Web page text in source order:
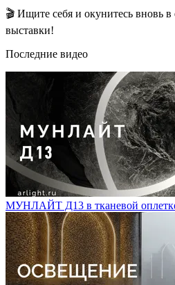
🎬 Ищите себя и окунитесь вновь
выставки!
Последние видео
МУНЛАЙТ Д13 в тканевой